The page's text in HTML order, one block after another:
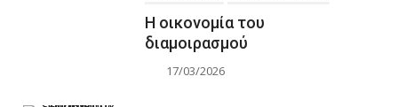
Η οικονομία του
διαμοιρασμού
17/03/2026